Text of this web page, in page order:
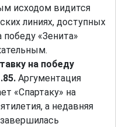
исходом видится
линиях, доступных
«Зенита»
на победу
Аргументация
«Спартаку» на
а недавняя